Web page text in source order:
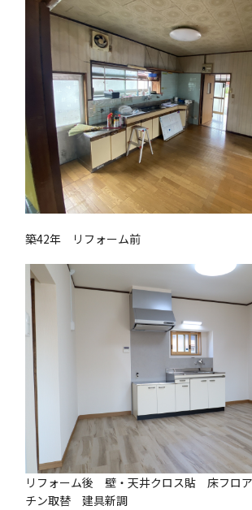
築42年 リフォーム前
リフォーム後 壁・天井クロス貼 床フロ
チン取替 建具新調